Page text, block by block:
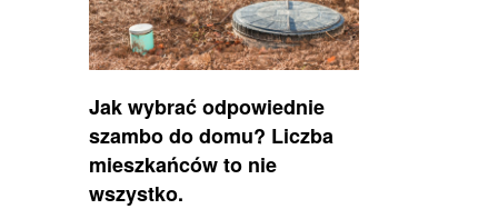
Jak wybrać odpowiednie
szambo do domu? Liczba
mieszkańców to nie
wszystko.